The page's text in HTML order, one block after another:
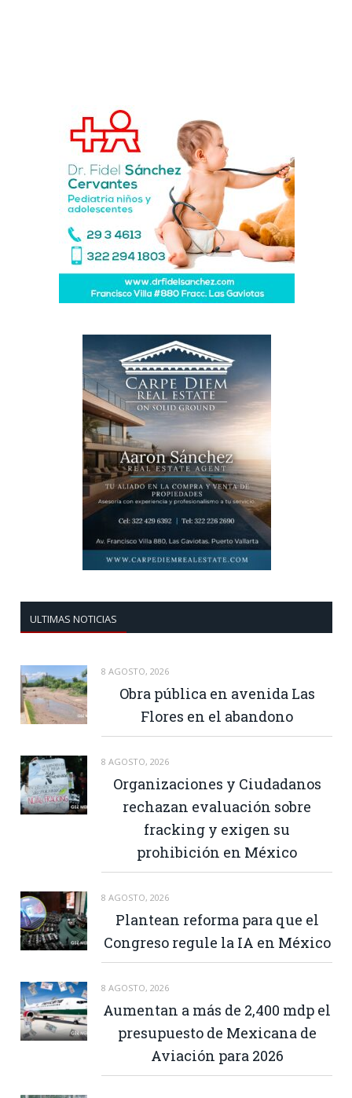
ULTIMAS NOTICIAS
8 AGOSTO, 2026
Obra pública en avenida Las
Flores en el abandono
8 AGOSTO, 2026
Organizaciones y Ciudadanos
rechazan evaluación sobre
fracking y exigen su
prohibición en México
8 AGOSTO, 2026
Plantean reforma para que el
Congreso regule la IA en México
8 AGOSTO, 2026
Aumentan a más de 2,400 mdp el
presupuesto de Mexicana de
Aviación para 2026